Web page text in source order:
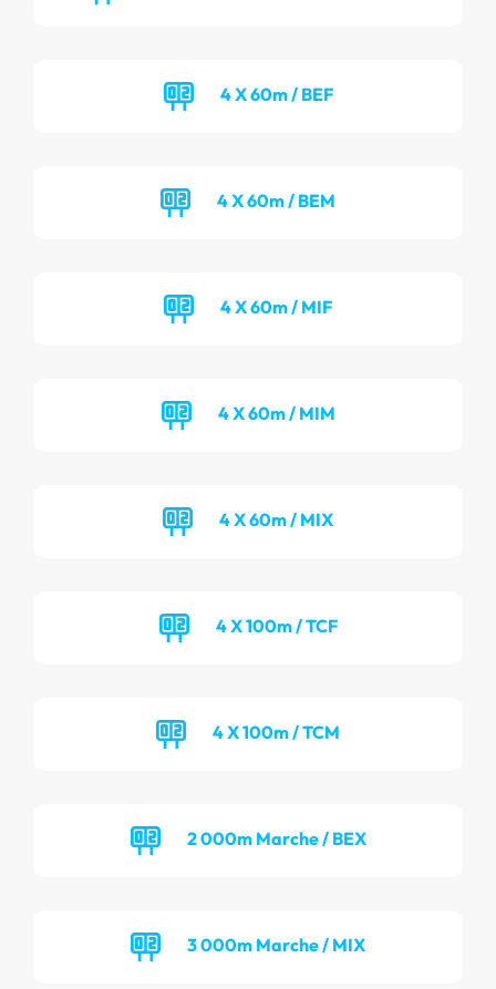
4 X 60m / BEF
4 X 60m / BEM
4 X 60m / MIF
4 X 60m / MIM
4 X 60m / MIX
4 X 100m / TCF
4 X 100m / TCM
2 000m Marche / BEX
3 000m Marche / MIX